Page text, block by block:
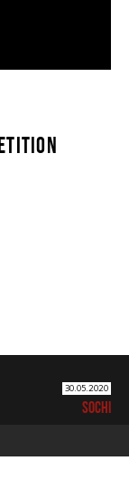
30.05.2020
SOCHI